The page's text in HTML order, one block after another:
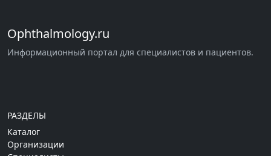
Ophthalmology.ru
Информационный портал для специалистов и пациентов.
РАЗДЕЛЫ
Каталог
Организации